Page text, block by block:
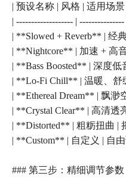
| 预设名称 | 风格 | 适用场景
| ------------------- |
| **Slowed + Reverb** | 经
| **Nightcore** | 加速 + 高
| **Bass Boosted** | 深度
| **Lo-Fi Chill** | 温暖、舒
| **Ethereal Dream** | 飘渺
| **Crystal Clear** | 高清透
| **Distorted** | 粗粝扭曲 |
| **Custom** | 自定义 | 自
### 第三步：精细调节参数